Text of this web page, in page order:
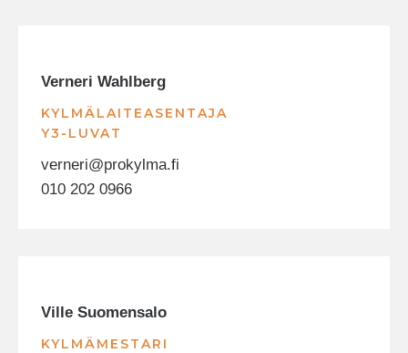
Verneri Wahlberg
KYLMÄLAITEASENTAJA
Y3-LUVAT
verneri@prokylma.fi
010 202 0966
Ville Suomensalo
KYLMÄMESTARI